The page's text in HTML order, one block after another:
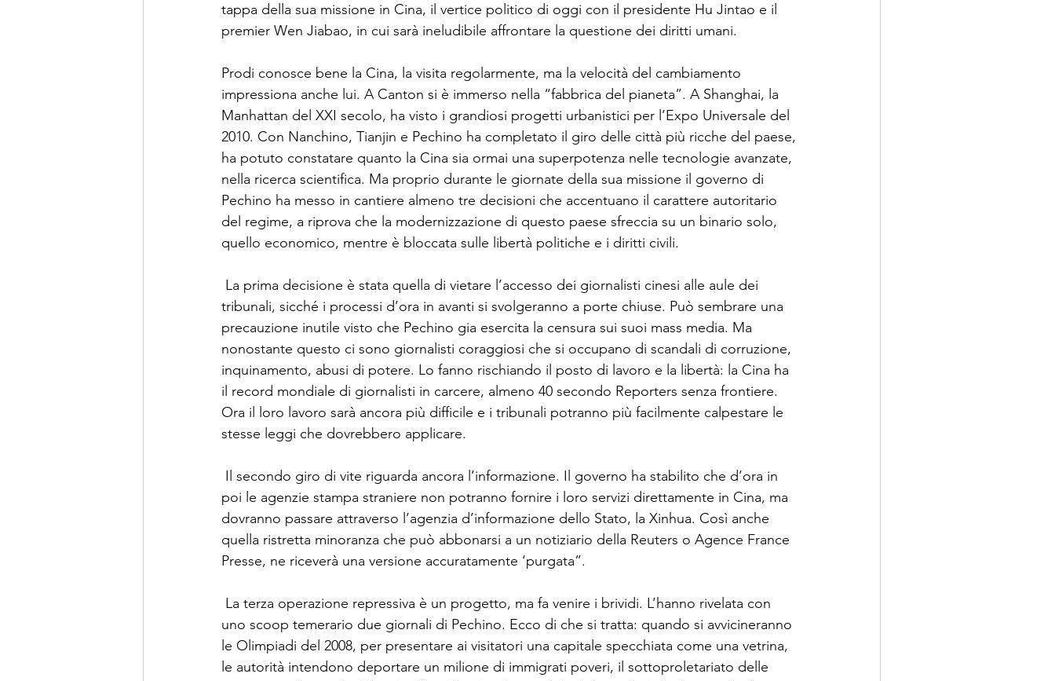
tappa della sua missione in Cina, il vertice politico di oggi con il presidente Hu Jintao e il
premier Wen Jiabao, in cui sarà ineludibile affrontare la questione dei diritti umani.
Prodi conosce bene la Cina, la visita regolarmente, ma la velocità del cambiamento
impressiona anche lui. A Canton si è immerso nella “fabbrica del pianeta”. A Shanghai, la
Manhattan del XXI secolo, ha visto i grandiosi progetti urbanistici per l’Expo Universale del
2010. Con Nanchino, Tianjin e Pechino ha completato il giro delle città più ricche del paese,
ha potuto constatare quanto la Cina sia ormai una superpotenza nelle tecnologie avanzate,
nella ricerca scientifica. Ma proprio durante le giornate della sua missione il governo di
Pechino ha messo in cantiere almeno tre decisioni che accentuano il carattere autoritario
del regime, a riprova che la modernizzazione di questo paese sfreccia su un binario solo,
quello economico, mentre è bloccata sulle libertà politiche e i diritti civili.
La prima decisione è stata quella di vietare l’accesso dei giornalisti cinesi alle aule dei
tribunali, sicché i processi d’ora in avanti si svolgeranno a porte chiuse. Può sembrare una
precauzione inutile visto che Pechino gia esercita la censura sui suoi mass media. Ma
nonostante questo ci sono giornalisti coraggiosi che si occupano di scandali di corruzione,
inquinamento, abusi di potere. Lo fanno rischiando il posto di lavoro e la libertà: la Cina ha
il record mondiale di giornalisti in carcere, almeno 40 secondo Reporters senza frontiere.
Ora il loro lavoro sarà ancora più difficile e i tribunali potranno più facilmente calpestare le
stesse leggi che dovrebbero applicare.
Il secondo giro di vite riguarda ancora l’informazione. Il governo ha stabilito che d’ora in
poi le agenzie stampa straniere non potranno fornire i loro servizi direttamente in Cina, ma
dovranno passare attraverso l’agenzia d’informazione dello Stato, la Xinhua. Così anche
quella ristretta minoranza che può abbonarsi a un notiziario della Reuters o Agence France
Presse, ne riceverà una versione accuratamente ‘purgata”.
La terza operazione repressiva è un progetto, ma fa venire i brividi. L’hanno rivelata con
uno scoop temerario due giornali di Pechino. Ecco di che si tratta: quando si avvicineranno
le Olimpiadi del 2008, per presentare ai visitatori una capitale specchiata come una vetrina,
le autorità intendono deportare un milione di immigrati poveri, il sottoproletariato delle